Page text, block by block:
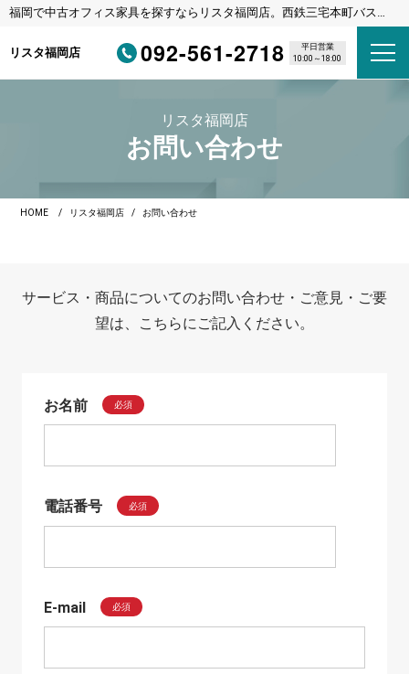
福岡で中古オフィス家具を探すならリスタ福岡店。西鉄三宅本町バス停
リスタ福岡店
092-561-2718
平日営業
10:00～18:00
リスタ福岡店
お問い合わせ
HOME リスタ福岡店 お問い合わせ
サービス・商品についてのお問い合わせ・ご意見・ご要
望は、こちらにご記入ください。
お名前 必須
電話番号 必須
E-mail 必須